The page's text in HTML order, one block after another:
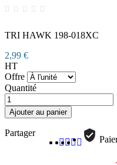
TRI HAWK 198-018XC
2,99 €
HT
Offre
Quantité
Ajouter au panier
Partager